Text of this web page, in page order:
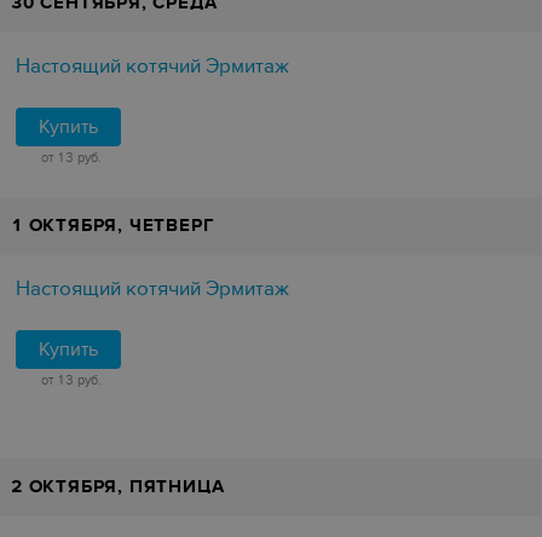
Настоящий котячий Эрмитаж
Купить
от 13 руб.
1 ОКТЯБРЯ, ЧЕТВЕРГ
Настоящий котячий Эрмитаж
Купить
от 13 руб.
2 ОКТЯБРЯ, ПЯТНИЦА